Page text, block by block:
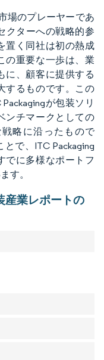
場のプレーヤーであ
クターへの戦略的参
置く同社は初の熱成
の重要な一歩は、業
に、顧客に提供する
するものです。この
が包装ソリ
ンチマークとしての
略に沿ったもので
で、ITC Packaging
でに多様なポートフ
す。
産業レポートの